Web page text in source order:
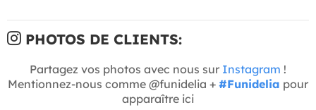
PHOTOS DE CLIENTS:
Partagez vos photos avec nous sur Instagram !
Mentionnez-nous comme @funidelia + #Funidelia pour
apparaître ici